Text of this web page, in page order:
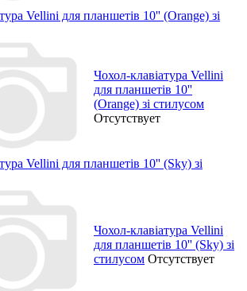
Vellini для планшетів 10'' (Orange) зі
Чохол-клавіатура Vellini
для планшетів 10''
(Orange) зі стилусом
Отсутствует
Vellini для планшетів 10'' (Sky) зі
Чохол-клавіатура Vellini
для планшетів 10'' (Sky) зі
стилусом Отсутствует